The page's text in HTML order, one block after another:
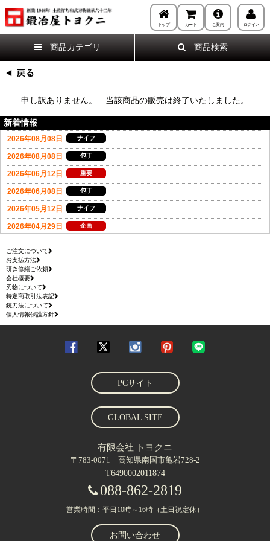
トップ カート ご案内 ログイン
商品カテゴリ 商品検索
申し訳ありません。 当該商品の販売は終了いたしました。
新着情報
ご注文について
お支払方法
研ぎ修繕ご依頼
会社概要
刃物について
特定商取引法表記
銃刀法について
個人情報保護方針
PCサイト
GLOBAL SITE
有限会社 トヨクニ
〒783-0071 高知県南国市亀岩728-2
T6490002011874
088-862-2819
営業時間：平日10時～16時（土日祝定休）
お問い合わせ